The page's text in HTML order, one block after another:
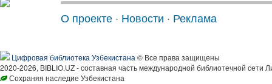
О проекте · Новости · Реклама
Цифровая библиотека Узбекистана © Все права защищены
2020-2026, BIBLIO.UZ - составная часть международной библиотечной сети
Сохраняя наследие Узбекистана